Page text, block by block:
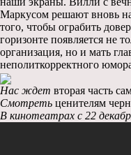
Маркусом решают вновь
того, чтобы ограбить
горизонте появляется не
организация, но и мать
неполиткорректного
Нас ждет вторая часть
Смотреть ценителям
В кинотеатрах c 22